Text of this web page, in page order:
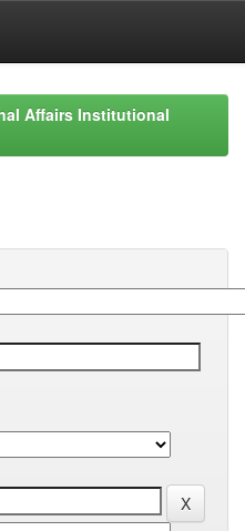
Affairs Institutional